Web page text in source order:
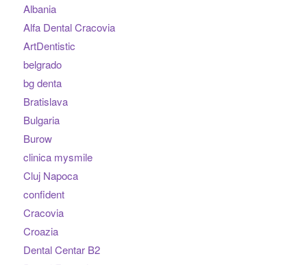
Albania
Alfa Dental Cracovia
ArtDentistic
belgrado
bg denta
Bratislava
Bulgaria
Burow
clinica mysmile
Cluj Napoca
confident
Cracovia
Croazia
Dental Centar B2